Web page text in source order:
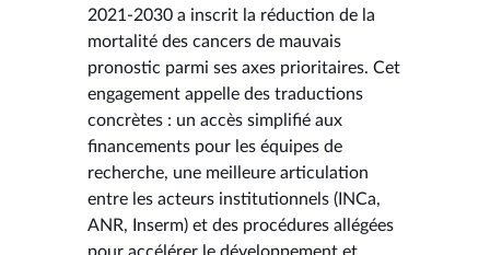
2021-2030 a inscrit la réduction de la
mortalité des cancers de mauvais
pronostic parmi ses axes prioritaires. Cet
engagement appelle des traductions
concrètes : un accès simplifié aux
financements pour les équipes de
recherche, une meilleure articulation
entre les acteurs institutionnels (INCa,
ANR, Inserm) et des procédures allégées
pour accélérer le développement et